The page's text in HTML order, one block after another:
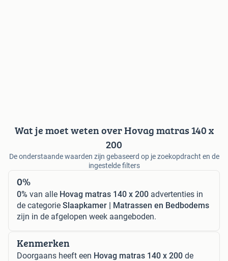
Wat je moet weten over Hovag matras 140 x
200
De onderstaande waarden zijn gebaseerd op je zoekopdracht en de
ingestelde filters
0%
0% van alle Hovag matras 140 x 200 advertenties in
de categorie Slaapkamer | Matrassen en Bedbodems
zijn in de afgelopen week aangeboden.
Kenmerken
Doorgaans heeft een Hovag matras 140 x 200 de